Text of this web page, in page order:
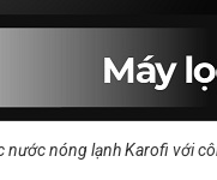
nước nóng lạnh Karofi với